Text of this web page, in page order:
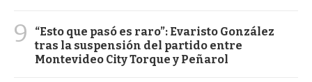
9
“Esto que pasó es raro”: Evaristo González
tras la suspensión del partido entre
Montevideo City Torque y Peñarol